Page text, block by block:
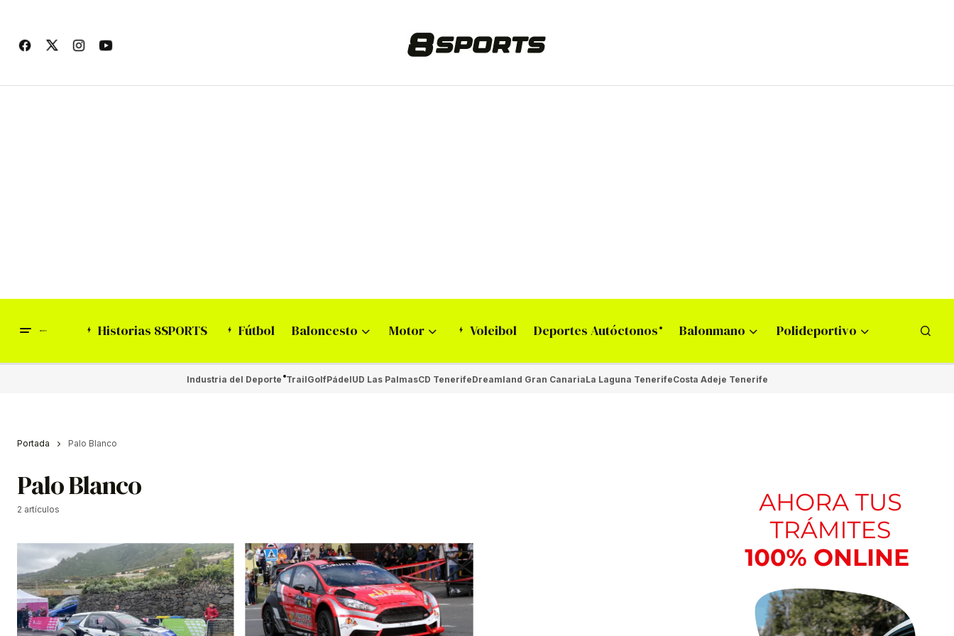
Historias 8SPORTS Fútbol Baloncesto Motor Voleibol Deportes Autóctonos Balonmano Polideportivo
Industria del Deporte TrailGolfPádelUD Las PalmasCD TenerifeDreamland Gran CanariaLa Laguna TenerifeCosta Adeje Tenerife
Portada Palo Blanco
Palo Blanco
2 artículos